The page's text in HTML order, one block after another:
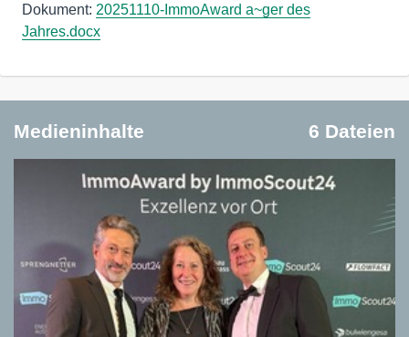
Dokument: 20251110-ImmoAward a~ger des
Jahres.docx
Medieninhalte 6 Dateien